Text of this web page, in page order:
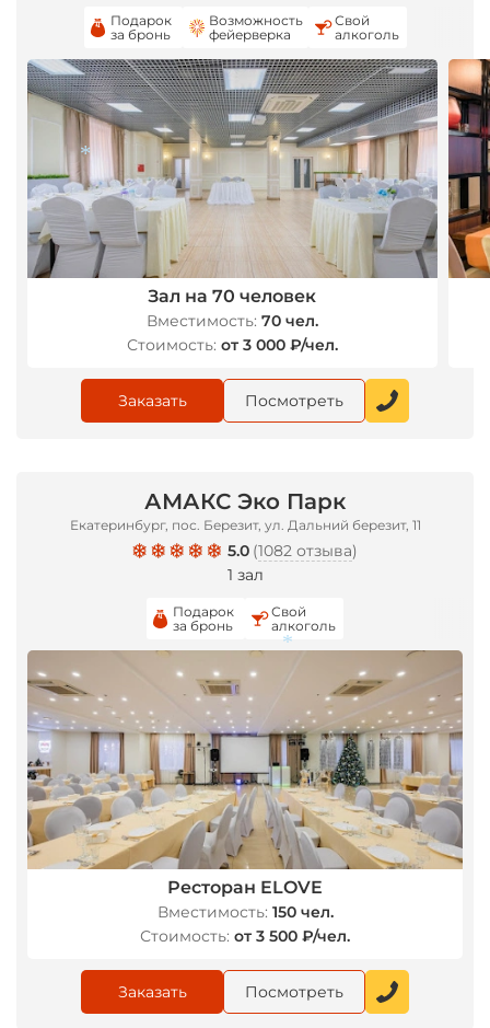
Подарок
за бронь
Возможность
фейерверка
Свой
алкоголь
Зал на 70 человек
Вместимость: 70 чел.
Стоимость: от 3 000 ₽/чел.
Заказать Посмотреть
АМАКС Эко Парк
Екатеринбург, пос. Березит, ул. Дальний березит, 11
5.0 (1082 отзыва)
1 зал
Подарок
за бронь
Свой
алкоголь
Ресторан ELOVE
Вместимость: 150 чел.
Стоимость: от 3 500 ₽/чел.
Заказать Посмотреть
*
*